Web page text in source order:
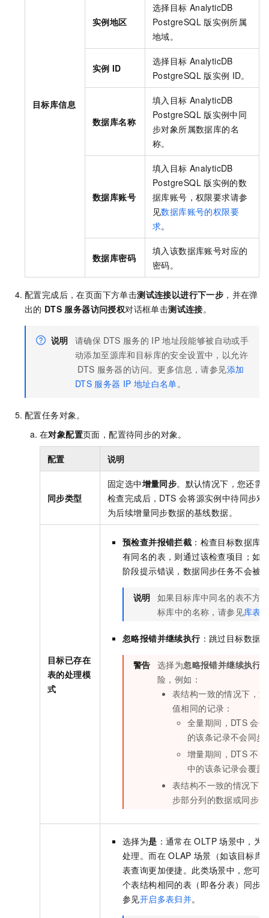
目标库信息
实例地区
选择目标 AnalyticDB
PostgreSQL 版实例所属
地域。
实例 ID
选择目标 AnalyticDB
PostgreSQL 版实例 ID。
数据库名称
填入目标 AnalyticDB
PostgreSQL 版实例中同
步对象所属数据库的名
称。
数据库账号
填入目标 AnalyticDB
PostgreSQL 版实例的数
据库账号，权限要求请参
见数据库账号的权限要
求。
数据库密码
填入该数据库账号对应的
密码。
配置完成后，在页面下方单击测试连接以进行下一步 ，并在弹
出的 DTS 服务器访问授权对话框单击测试连接。
说明 请确保 DTS 服务的 IP 地址段能够被自动或手
动添加至源库和目标库的安全设置中，以允许
DTS 服务器的访问。更多信息，请参见添加
DTS 服务器 IP 地址白名单。
配置任务对象。
在对象配置页面，配置待同步的对象。
配置 说明
同步类型
固定选中增量同步。默认情况下，您还需
检查完成后，DTS 会将源实例中待同步
为后续增量同步数据的基线数据。
目标已存在
表的处理模
式
预检查并报错拦截 ：检查目标数据库
有同名的表，则通过该检查项目；如
阶段提示错误，数据同步任务不会被
说明 如果目标库中同名的表不方
标库中的名称，请参见库表
忽略报错并继续执行：跳过目标数据
警告 选择为忽略报错并继续执行
险，例如：
表结构一致的情况下，
值相同的记录：
全量期间，DTS 会
的该条记录不会同步
增量期间，DTS 不
中的该条记录会覆盖
表结构不一致的情况下
步部分列的数据或同步
选择为是 ：通常在 OLTP 场景中，为
处理。而在 OLAP 场景（如该目标库
表查询更加便捷。此类场景中，您可
个表结构相同的表（即各分表）同步
参见开启多表归并。